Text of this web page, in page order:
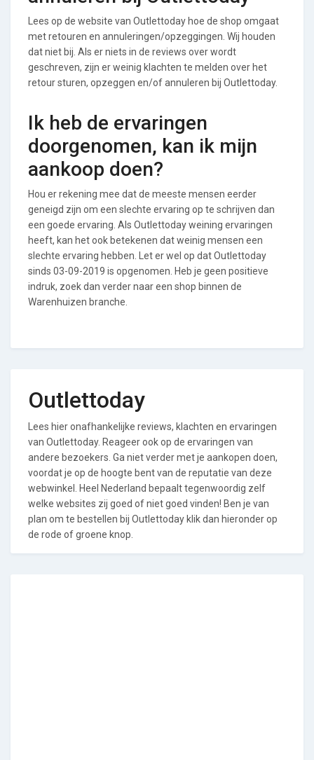
Lees op de website van Outlettoday hoe de shop omgaat
met retouren en annuleringen/opzeggingen. Wij houden
dat niet bij. Als er niets in de reviews over wordt
geschreven, zijn er weinig klachten te melden over het
retour sturen, opzeggen en/of annuleren bij Outlettoday.
Ik heb de ervaringen
doorgenomen, kan ik mijn
aankoop doen?
Hou er rekening mee dat de meeste mensen eerder
geneigd zijn om een slechte ervaring op te schrijven dan
een goede ervaring. Als Outlettoday weining ervaringen
heeft, kan het ook betekenen dat weinig mensen een
slechte ervaring hebben. Let er wel op dat Outlettoday
sinds 03-09-2019 is opgenomen. Heb je geen positieve
indruk, zoek dan verder naar een shop binnen de
Warenhuizen branche.
Outlettoday
Lees hier onafhankelijke reviews, klachten en ervaringen
van Outlettoday. Reageer ook op de ervaringen van
andere bezoekers. Ga niet verder met je aankopen doen,
voordat je op de hoogte bent van de reputatie van deze
webwinkel. Heel Nederland bepaalt tegenwoordig zelf
welke websites zij goed of niet goed vinden! Ben je van
plan om te bestellen bij Outlettoday klik dan hieronder op
de rode of groene knop.